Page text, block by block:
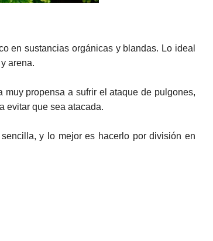
en sustancias orgánicas y blandas. Lo ideal
arena.
muy propensa a sufrir el ataque de pulgones,
evitar que sea atacada.
y lo mejor es hacerlo por división en